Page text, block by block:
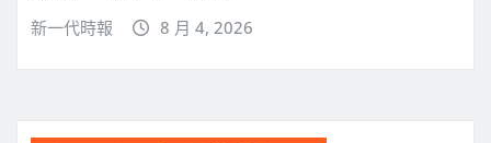
新一代時報 8 月 4, 2026